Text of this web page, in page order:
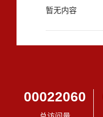
暂无内容
00022060